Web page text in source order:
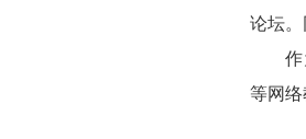
论坛。
作为
等网络